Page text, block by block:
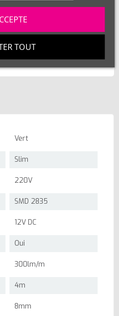
avec alimentation
Vert
Slim
220V
SMD 2835
12V DC
Oui
300lm/m
4m
8mm
TOUT